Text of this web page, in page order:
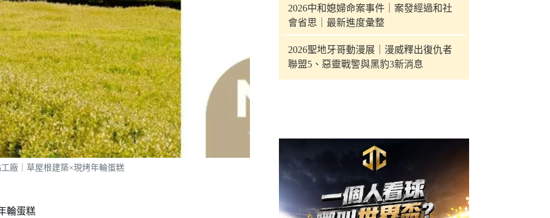
廠｜草屋根建築×現烤年輪蛋糕
輪蛋糕
2026中和媳婦命案事件｜案發經過和社
會省思｜最新進度彙整
2026聖地牙哥動漫展｜漫威釋出復仇者
聯盟5、惡靈戰警與黑豹3新消息